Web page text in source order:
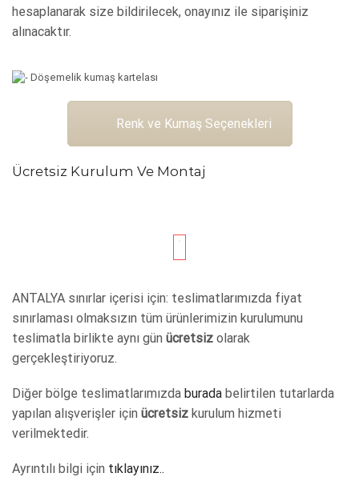
hesaplanarak size bildirilecek, onayınız ile siparişiniz
alınacaktır.
Renk ve Kumaş Seçenekleri
Ücretsiz Kurulum Ve Montaj
ANTALYA sınırlar içerisi için: teslimatlarımızda fiyat
sınırlaması olmaksızın tüm ürünlerimizin kurulumunu
teslimatla birlikte aynı gün ücretsiz olarak
gerçekleştiriyoruz.
Diğer bölge teslimatlarımızda burada belirtilen tutarlarda
yapılan alışverişler için ücretsiz kurulum hizmeti
verilmektedir.
Ayrıntılı bilgi için tıklayınız..